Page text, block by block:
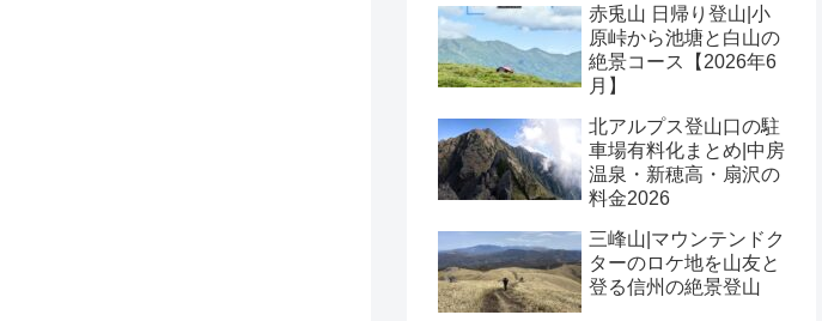
赤兎山 日帰り登山|小
原峠から池塘と白山の
絶景コース【2026年6
月】
北アルプス登山口の駐
車場有料化まとめ|中房
温泉・新穂高・扇沢の
料金2026
三峰山|マウンテンドク
ターのロケ地を山友と
登る信州の絶景登山